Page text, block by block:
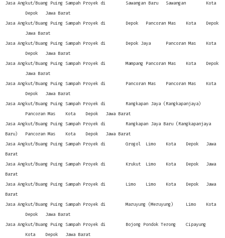
Jasa Angkut/Buang Puing Sampah Proyek di
Sawangan Baru Sawangan
Kota
Depok
Jawa Barat
Jasa Angkut/Buang Puing Sampah Proyek di
Depok Pancoran Mas Kota
Depok
Jawa Barat
Jasa Angkut/Buang Puing Sampah Proyek di
Depok Jaya Pancoran Mas
Kota
Depok
Jawa Barat
Jasa Angkut/Buang Puing Sampah Proyek di
Mampang Pancoran Mas Kota
Depok
Jawa Barat
Jasa Angkut/Buang Puing Sampah Proyek di
Pancoran Mas Pancoran Mas
Kota
Depok
Jawa Barat
Jasa Angkut/Buang Puing Sampah Proyek di
Rangkapan Jaya (Rangkapanjaya)
Pancoran Mas
Kota Depok
Jawa Barat
Jasa Angkut/Buang Puing Sampah Proyek di
Rangkapan Jaya Baru (Rangkapanjaya
Baru)
Pancoran Mas Kota Depok
Jawa Barat
Jasa Angkut/Buang Puing Sampah Proyek di
Grogol Limo Kota Depok
Jawa
Barat
Jasa Angkut/Buang Puing Sampah Proyek di
Krukut Limo Kota Depok
Jawa
Barat
Jasa Angkut/Buang Puing Sampah Proyek di
Limo Limo Kota Depok
Jawa
Barat
Jasa Angkut/Buang Puing Sampah Proyek di
Maruyung (Meruyung) Limo
Kota
Depok
Jawa Barat
Jasa Angkut/Buang Puing Sampah Proyek di
Bojong Pondok Terong
Cipayung
Kota
Depok
Jawa Barat